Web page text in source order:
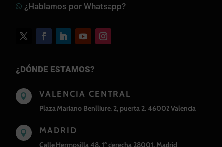
 ¿Hablamos por Whatsapp?
¿DÓNDE ESTAMOS?
 VALENCIA CENTRAL
Plaza Mariano Benlliure, 2, puerta 2. 46002 Valencia
 MADRID
Calle Hermosilla 48, 1º derecha 28001, Madrid